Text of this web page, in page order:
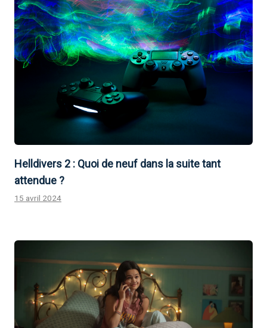
Helldivers 2 : Quoi de neuf dans la suite tant
attendue ?
15 avril 2024